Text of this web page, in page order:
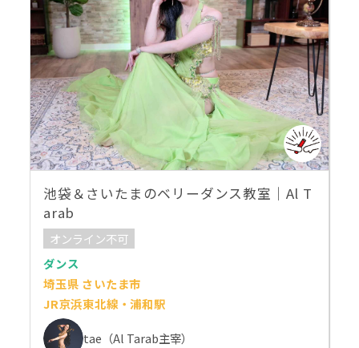
池袋＆さいたまのベリーダンス教室｜Al T
arab
オンライン不可
ダンス
埼玉県 さいたま市
JR京浜東北線・浦和駅
tae（Al Tarab主宰）